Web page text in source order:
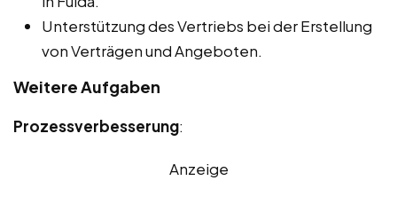
Unterstützung des Vertriebs bei der Erstellung
von Verträgen und Angeboten.
Weitere Aufgaben
Prozessverbesserung:
Anzeige